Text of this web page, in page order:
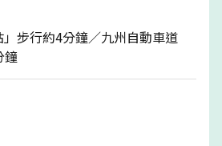
步行約4分鐘／九州自動車道
鐘